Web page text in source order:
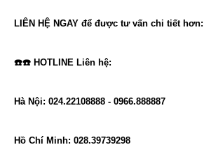
LIÊN HỆ NGAY để được tư vấn chi tiết hơn:
☎️☎️ HOTLINE Liên hệ:
Hà Nội: 024.22108888 - 0966.888887
Hồ Chí Minh: 028.39739298